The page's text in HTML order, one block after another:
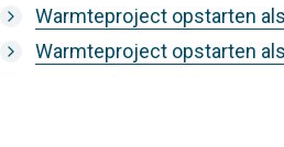
Warmteproject opstarten
Warmteproject opstarten